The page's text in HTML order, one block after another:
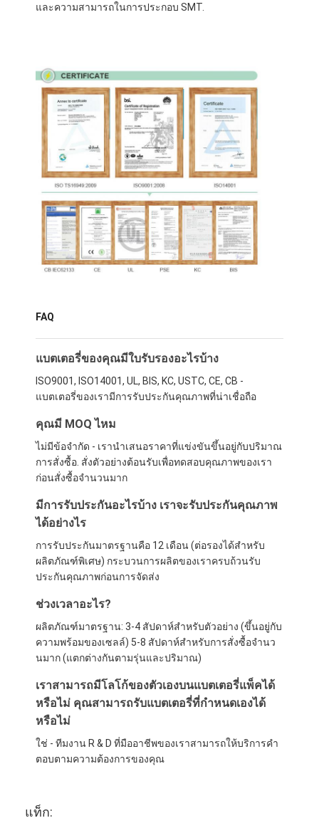
และความสามารถในการประกอบ SMT.
FAQ
แบตเตอรี่ของคุณมีใบรับรองอะไรบ้าง
ISO9001, ISO14001, UL, BIS, KC, USTC, CE, CB -
แบตเตอรี่ของเรามีการรับประกันคุณภาพที่น่าเชื่อถือ
คุณมี MOQ ไหม
ไม่มีข้อจํากัด - เรานําเสนอราคาที่แข่งขันขึ้นอยู่กับปริมาณ
การสั่งซื้อ. สั่งตัวอย่างต้อนรับเพื่อทดสอบคุณภาพของเรา
ก่อนสั่งซื้อจํานวนมาก
มีการรับประกันอะไรบ้าง เราจะรับประกันคุณภาพ
ได้อย่างไร
การรับประกันมาตรฐานคือ 12 เดือน (ต่อรองได้สําหรับ
ผลิตภัณฑ์พิเศษ) กระบวนการผลิตของเราครบถ้วนรับ
ประกันคุณภาพก่อนการจัดส่ง
ช่วงเวลาอะไร?
ผลิตภัณฑ์มาตรฐาน: 3-4 สัปดาห์สําหรับตัวอย่าง (ขึ้นอยู่กับ
ความพร้อมของเซลล์) 5-8 สัปดาห์สําหรับการสั่งซื้อจํานว
นมาก (แตกต่างกันตามรุ่นและปริมาณ)
เราสามารถมีโลโก้ของตัวเองบนแบตเตอรี่แพ็คได้
หรือไม่ คุณสามารถรับแบตเตอรี่ที่กําหนดเองได้
หรือไม่
ใช่ - ทีมงาน R & D ที่มืออาชีพของเราสามารถให้บริการคํา
ตอบตามความต้องการของคุณ
แท็ก: